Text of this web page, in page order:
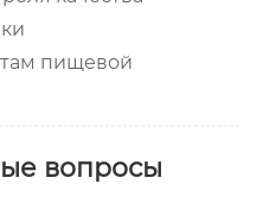
пищевой
вопросы